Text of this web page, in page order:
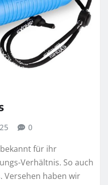
0
für ihr
Verhältnis. So auch
Versehen haben wir